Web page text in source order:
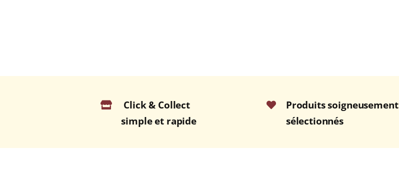
Click & Collect
simple et rapide
Produits soigneusement
sélectionnés